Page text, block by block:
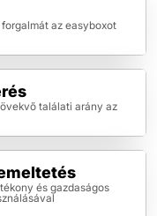
az easyboxot
találati arány az
és gazdaságos